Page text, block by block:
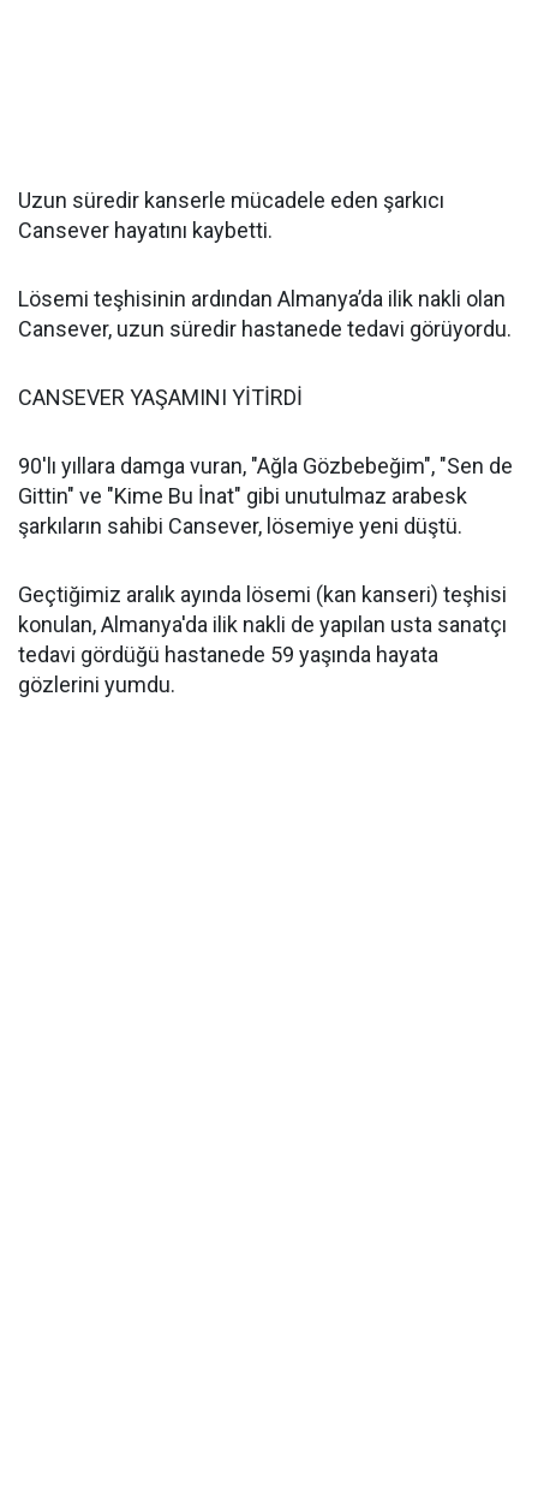
Uzun süredir kanserle mücadele eden şarkıcı
Cansever hayatını kaybetti.
Lösemi teşhisinin ardından Almanya’da ilik nakli olan
Cansever, uzun süredir hastanede tedavi görüyordu.
CANSEVER YAŞAMINI YİTİRDİ
90'lı yıllara damga vuran, "Ağla Gözbebeğim", "Sen de
Gittin" ve "Kime Bu İnat" gibi unutulmaz arabesk
şarkıların sahibi Cansever, lösemiye yeni düştü.
Geçtiğimiz aralık ayında lösemi (kan kanseri) teşhisi
konulan, Almanya'da ilik nakli de yapılan usta sanatçı
tedavi gördüğü hastanede 59 yaşında hayata
gözlerini yumdu.